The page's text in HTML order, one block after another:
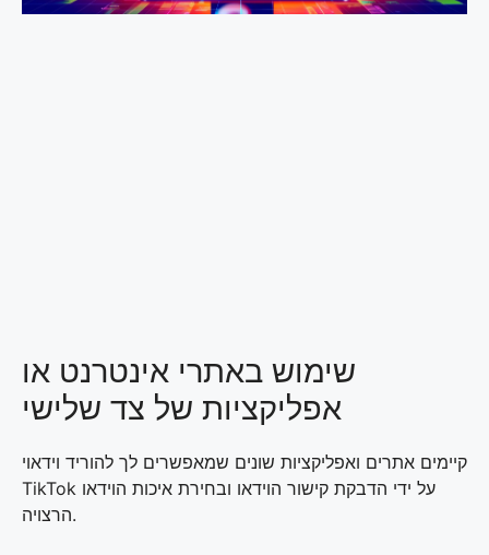
שימוש באתרי אינטרנט או
אפליקציות של צד שלישי
קיימים אתרים ואפליקציות שונים שמאפשרים לך להוריד וידאוי
TikTok על ידי הדבקת קישור הוידאו ובחירת איכות הוידאו
הרצויה.